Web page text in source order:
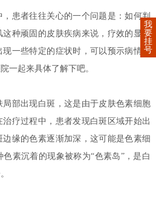
患者往往关心的一个问题是：如何判
种顽固的皮肤疾病来说，疗效的显现
一些特定的症状时，可以预示病情在
一起来具体了解下吧。
部出现白斑，这是由于皮肤色素细胞
疗过程中，患者发现白斑区域开始出
缘的色素逐渐加深，这可能是色素细
素沉着的现象被称为“色素岛”，是白
我
要
挂
号